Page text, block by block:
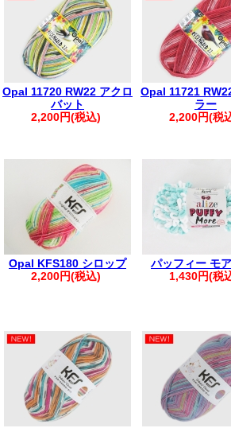
ご注文・お問い合わ
。.。:+* ゜ ゜゜ *+:
【ご注文に関するご案内】
・ご登録の際は、ご住所に番地の記載漏れが
・ご注文後は、マイページの「購入履歴を見
※購入履歴に記載がない場合は、ご注文が未
・商品の取り置きは承っておりませんので、
・着日指定は、ご購入日より1週間以内で承っ
※1週間を超える場合は取り置き扱いとなり、
・複数回に分けてご注文いただいた場合、
く場合がございます。
その際は、メールにて【同梱完了しました】
・お振込みで複数のご注文を一括でご入金
・自動返信メールが届かない場合は、お手数
※※弊社からの心当たりのないメールが届い
申し上げます。
Opal 11720 RW22 アクロ
バット
2,200円(税込)
Opal 11721
ラー
2,200円(税
Opal KFS180 シロップ
2,200円(税込)
パッフィー モ
1,430円(税